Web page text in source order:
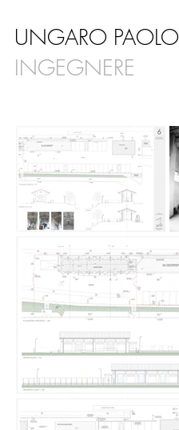
UNGARO PAOLO
INGEGNERE